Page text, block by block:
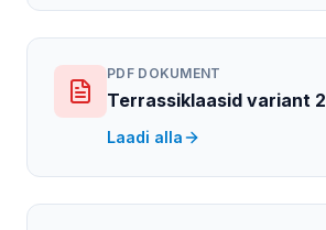
PDF DOKUMENT
Terrassiklaasid variant 2
Laadi alla